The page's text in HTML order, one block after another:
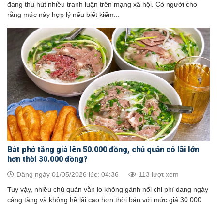
đang thu hút nhiều tranh luận trên mạng xã hội. Có người cho
rằng mức này hợp lý nếu biết kiểm...
Bát phở tăng giá lên 50.000 đồng, chủ quán có lãi lớn
hơn thời 30.000 đồng?
Đăng ngày 01/05/2026 lúc: 04:36 113 lượt xem
Tuy vậy, nhiều chủ quán vẫn lo không gánh nổi chi phí đang ngày
càng tăng và không hề lãi cao hơn thời bán với mức giá 30.000